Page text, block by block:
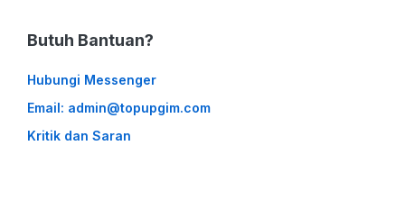
Butuh Bantuan?
Hubungi Messenger
Email: admin@topupgim.com
Kritik dan Saran